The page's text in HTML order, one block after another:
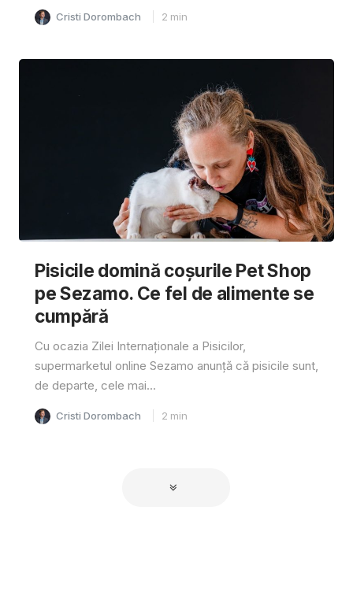
Cristi Dorombach 2 min
Pisicile domină coșurile Pet Shop
pe Sezamo. Ce fel de alimente se
cumpără
Cu ocazia Zilei Internaționale a Pisicilor,
supermarketul online Sezamo anunță că pisicile sunt,
de departe, cele mai...
Cristi Dorombach 2 min